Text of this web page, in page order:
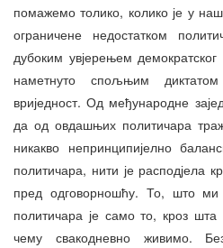
помажемо толико, колико је у
ограничене недостатком
дубоким увјерењем
наметнуто спољњим
вриједност. Од међународне
да од овдашњих политичара
никакво непринципијелно
политичара, нити је расподјела
пред одговорношћу. То, што ми
политичара је само то, кроз
чему свакодневно живимо.